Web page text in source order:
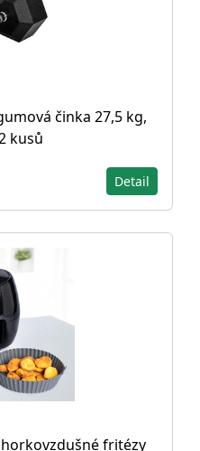
činka 27,5 kg,
kusů
Detail
fritézy